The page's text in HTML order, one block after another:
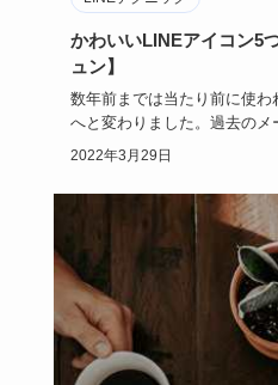
かわいいLINEアイコン5
ュン】
数年前までは当たり前に使
へと変わりました。過去のメ
かわいいデ…
2022年3月29日